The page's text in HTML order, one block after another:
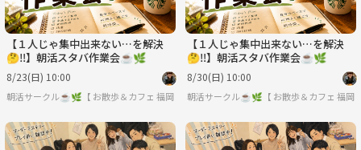
【１人じゃ集中出来ない…を解決
🤔‼️】朝活スタバ作業会☕️🌿
8/23(日) 10:00
朝活サークル☕️🌿【 お散歩＆カフェ作業会 】
福岡
【１人じゃ集中出来ない…を解決
🤔‼️】朝活スタバ作業会☕️🌿
8/30(日) 10:00
朝活サークル☕️🌿【 お散歩＆カフェ作業
福岡